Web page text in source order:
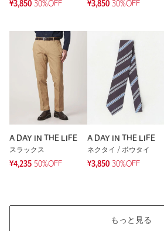
¥3,850 30%OFF
¥3,850 30%OFF
A DAY IN THE LIFE
スラックス
¥4,235 50%OFF
A DAY IN THE LIFE
ネクタイ / ボウタイ
¥3,850 30%OFF
もっと見る